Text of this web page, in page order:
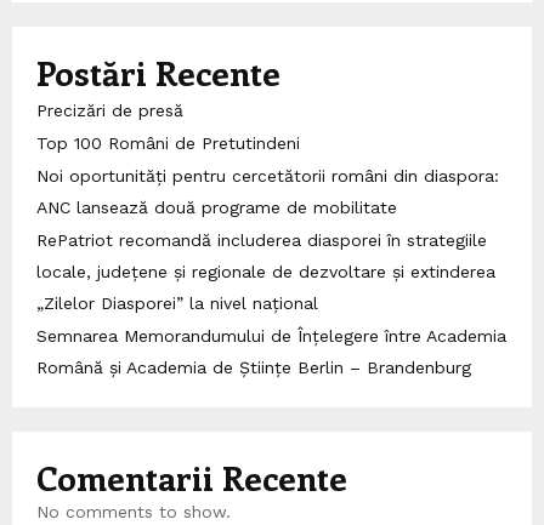
Postări Recente
Precizări de presă
Top 100 Români de Pretutindeni
Noi oportunități pentru cercetătorii români din diaspora:
ANC lansează două programe de mobilitate
RePatriot recomandă includerea diasporei în strategiile
locale, județene și regionale de dezvoltare și extinderea
„Zilelor Diasporei” la nivel național
Semnarea Memorandumului de Înțelegere între Academia
Română și Academia de Științe Berlin – Brandenburg
Comentarii Recente
No comments to show.